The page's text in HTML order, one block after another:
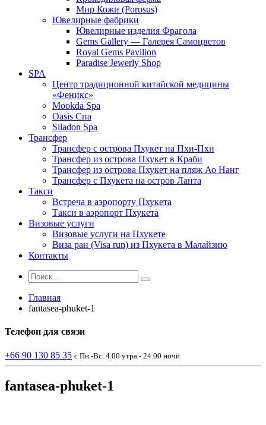
Мир Кожи (Porosus)
Ювелирные фабрики
Ювелирные изделия Фрагола
Gems Gallery — Галерея Самоцветов
Royal Gems Pavilion
Paradise Jewerly Shop
SPA
Центр традиционной китайской медицины
«Феникс»
Mookda Spa
Oasis Спа
Siladon Spa
Трансфер
Трансфер с острова Пхукет на Пхи-Пхи
Трансфер из острова Пхукет в Краби
Трансфер из острова Пхукет на пляж Ао Нанг
Трансфер с Пхукета на остров Ланта
Такси
Встреча в аэропорту Пхукета
Такси в аэропорт Пхукета
Визовые услуги
Визовые услуги на Пхукете
Виза ран (Visa run) из Пхукета в Малайзию
Контакты
Главная
fantasea-phuket-1
Телефон для связи
+66 90 130 85 35 с Пн.-Вс. 4.00 утра - 24.00 ночи
fantasea-phuket-1